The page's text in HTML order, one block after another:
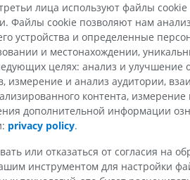
нерва
2004,
ВЕРХНЯЯ КОНЕЧНОСТЬ
конечности
MPT
МРТ плечевого сустава
ПРЕМИУМ
лица используют файлы
Файлы cookie позволяют нам
устройства и определенные
и местонахождении,
целях: анализ и улучшение
измерение и анализ аудитории,
контента,
дополнительной информации
privacy policy.
или отказаться от согласия на
инструментом для настройки